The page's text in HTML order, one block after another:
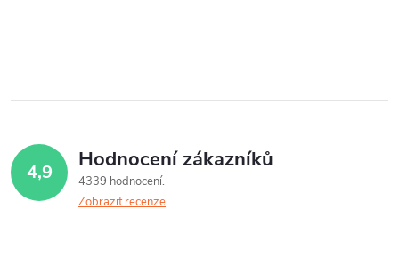
4,9 Hodnocení zákazníků
4339 hodnocení
Zobrazit recenze